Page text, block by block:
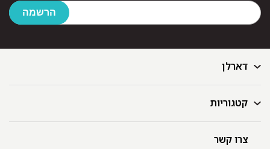
דארלן
דף הבית
GIFT CARD
קטגוריות
מצעים
צרו קשר